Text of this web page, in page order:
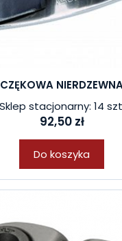
Sklep stacjonarny: 14
92,50 zł
Do koszyka